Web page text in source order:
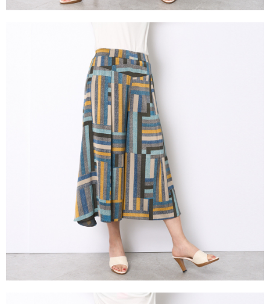
３．未成年的使用者請事先徵得法定代理人或監護人之同意方可使用
４．使用「AFTEE先享後付」時，將依據個別帳號之用戶狀況，依本公司即
時審查核予不同之上限額度；若仍有額度不足之情形，本公司將視審查結果
請求用戶進行身份認證。
５．嚴禁一人註冊多個帳號或使用他人資訊註冊。若發現惡意使用之情形，
恩沛科技股份有限公司將有權停止該用戶之使用額度並採取法律行動。